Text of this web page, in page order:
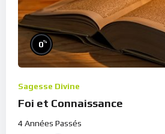
0%
Sagesse Divine
Foi et Connaissance
4 Années Passés